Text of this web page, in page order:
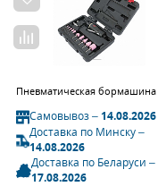
Самовывоз –14.08.2026
Доставка по Минску –
14.08.2026
Доставка по Беларуси –
17.08.2026